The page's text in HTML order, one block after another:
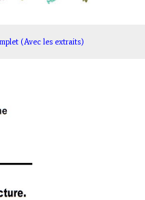
(Avec les extraits)